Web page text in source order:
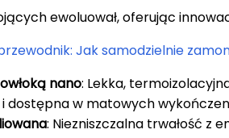
ewoluował, oferując
Jak samodzielnie
nano: Lekka,
i dostępna w matowych
: Niezniszczalna trwałość z